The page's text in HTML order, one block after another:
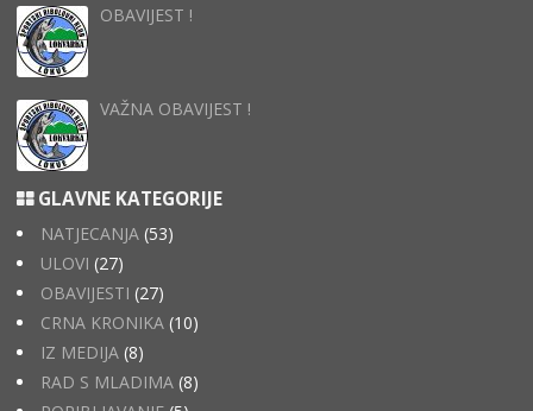
OBAVIJEST !
VAŽNA OBAVIJEST !
GLAVNE KATEGORIJE
NATJECANJA (53)
ULOVI (27)
OBAVIJESTI (27)
CRNA KRONIKA (10)
IZ MEDIJA (8)
RAD S MLADIMA (8)